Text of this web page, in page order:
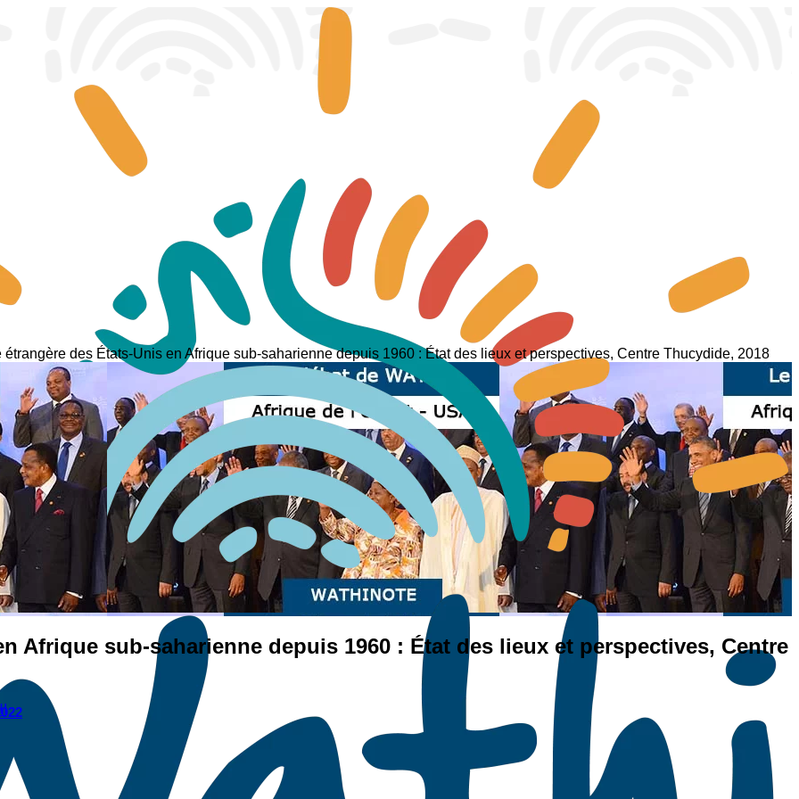
étrangère des États-Unis en Afrique sub-saharienne depuis 1960 : État des lieux et perspectives, Centre Thucydide, 2018
Afrique sub-saharienne depuis 1960 : État des lieux et perspectives, Centre